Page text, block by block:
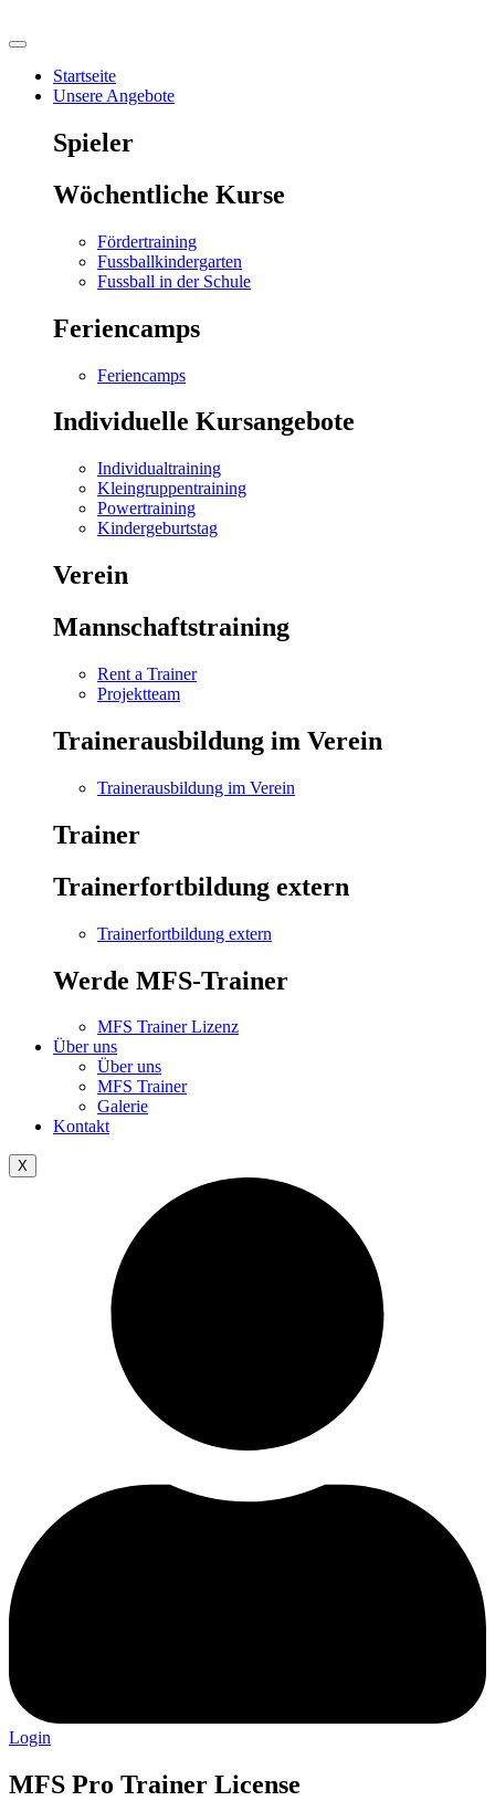
Startseite
Unsere Angebote
Spieler
Wöchentliche Kurse
Fördertraining
Fussballkindergarten
Fussball in der Schule
Feriencamps
Feriencamps
Individuelle Kursangebote
Individualtraining
Kleingruppentraining
Powertraining
Kindergeburtstag
Verein
Mannschaftstraining
Rent a Trainer
Projektteam
Trainerausbildung im Verein
Trainerausbildung im Verein
Trainer
Trainerfortbildung extern
Trainerfortbildung extern
Werde MFS-Trainer
MFS Trainer Lizenz
Über uns
Über uns
MFS Trainer
Galerie
Kontakt
X
Login
MFS Pro Trainer License